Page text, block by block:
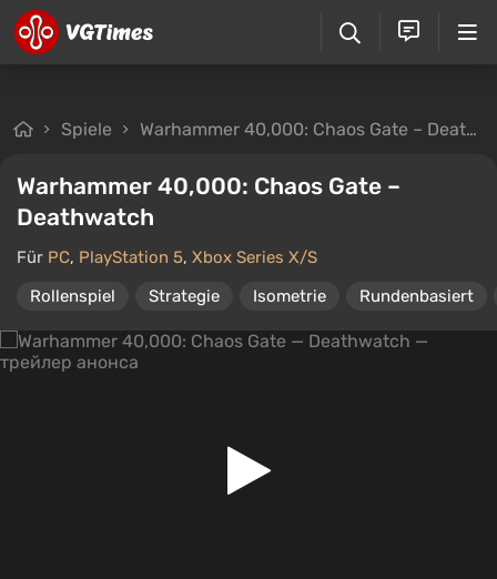
Spiele Warhammer 40,000: Chaos Gate – Deathwatch
Warhammer 40,000: Chaos Gate –
Deathwatch
Für PC, PlayStation 5, Xbox Series X/S
Rollenspiel
Strategie Isometrie Rundenbasiert